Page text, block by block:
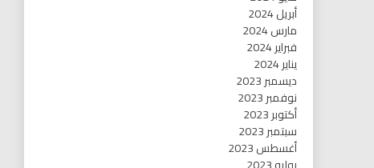
أبريل 2024
مارس 2024
فبراير 2024
يناير 2024
ديسمبر 2023
نوفمبر 2023
أكتوبر 2023
سبتمبر 2023
أغسطس 2023